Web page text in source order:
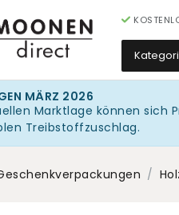
MÄRZ 2026
Marktlage können sich
Treibstoffzuschlag.